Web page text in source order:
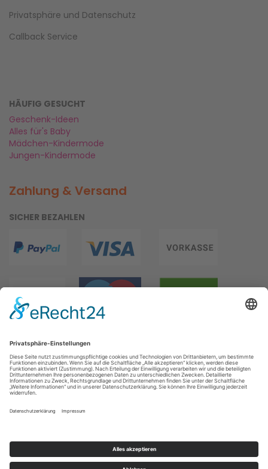
Privatsphäre und Datenschutz
Callback Service
HÄUFIG GESUCHT
Geschenk-Ideen
Alles für's Baby
Mädchen-Kindermode
Jungen-Kindermode
Zahlung & Versand
SICHER BEZAHLEN
WIR VERSENDEN MIT